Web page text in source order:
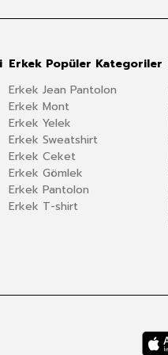
Erkek Popüler Kategoriler
Erkek Jean Pantolon
Erkek Mont
Erkek Yelek
Erkek Sweatshirt
Erkek Ceket
Erkek Gömlek
Erkek Pantolon
Erkek T-shirt